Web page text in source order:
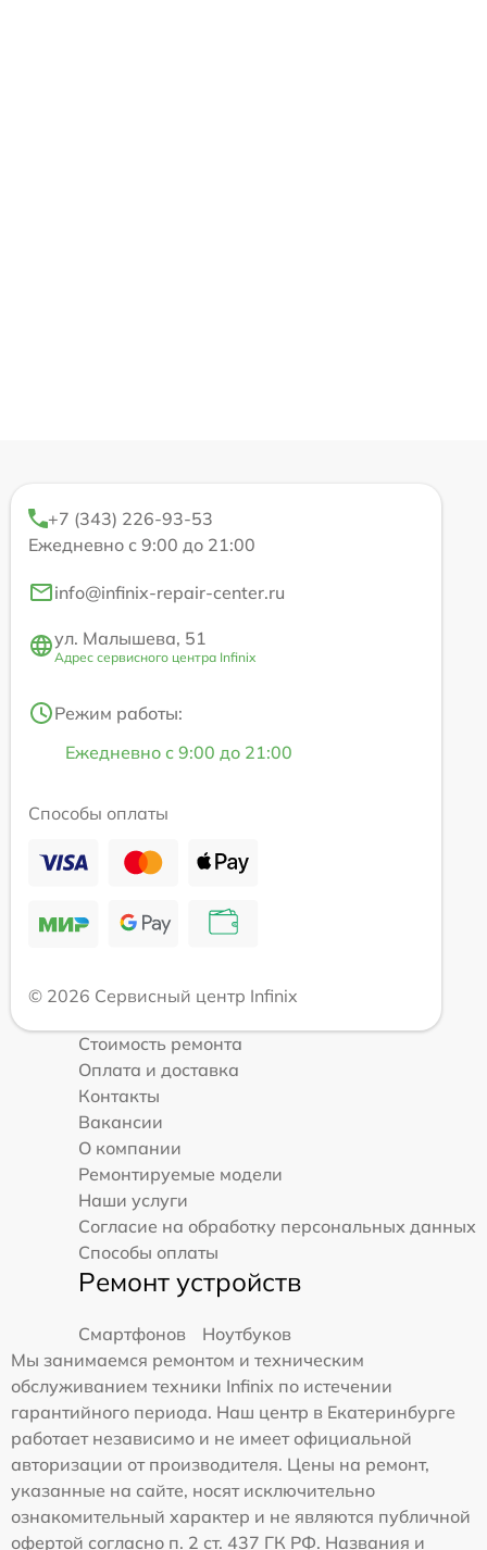
+7 (343) 226-93-53
Ежедневно с 9:00 до 21:00
info@infinix-repair-center.ru
ул. Малышева, 51
Адрес сервисного центра Infinix
Режим работы:
Ежедневно с 9:00 до 21:00
Способы оплаты
© 2026 Сервисный центр Infinix
Стоимость ремонта
Оплата и доставка
Контакты
Вакансии
О компании
Ремонтируемые модели
Наши услуги
Согласие на обработку персональных данных
Способы оплаты
Ремонт устройств
Смартфонов
Ноутбуков
Мы занимаемся ремонтом и техническим
обслуживанием техники Infinix по истечении
гарантийного периода. Наш центр в Екатеринбурге
работает независимо и не имеет официальной
авторизации от производителя. Цены на ремонт,
указанные на сайте, носят исключительно
ознакомительный характер и не являются публичной
офертой согласно п. 2 ст. 437 ГК РФ. Названия и